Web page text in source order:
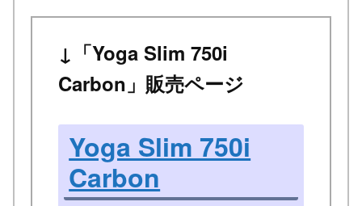
↓「Yoga Slim 750i
Carbon」販売ページ
Yoga Slim 750i
Carbon